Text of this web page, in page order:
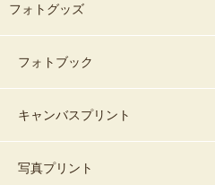
フォトグッズ
フォトブック
キャンバスプリント
写真プリント